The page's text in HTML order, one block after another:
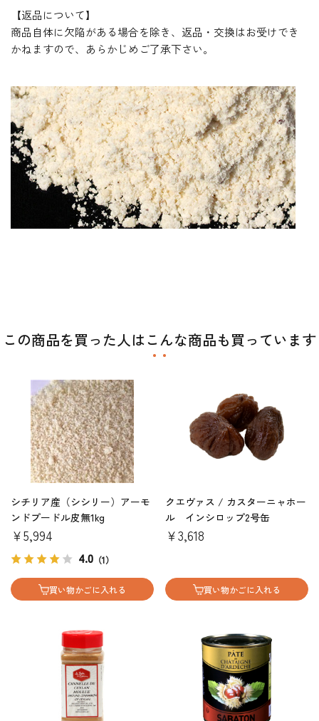
【返品について】
商品自体に欠陥がある場合を除き、返品・交換はお受けでき
かねますので、あらかじめご了承下さい。
この商品を買った人はこんな商品も買っています
シチリア産（シシリー）アーモ
ンドプードル皮無1kg
￥5,994
4.0 （1）
買い物かごに入れる
クエヴァス / カスターニャホー
ル インシロップ2号缶
￥3,618
買い物かごに入れる